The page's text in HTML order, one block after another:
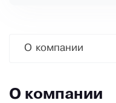
О компании
О компании